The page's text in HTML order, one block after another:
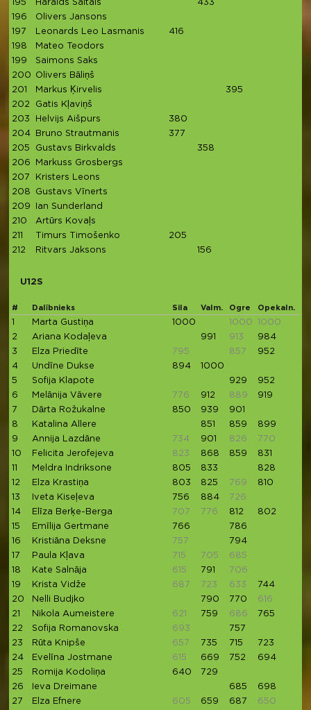
195 Haralds Saltais
433
196
Olivers Jansons
197
Leonards Leo Lasmanis
416
198
Mateo Teodors
199
Saimons Saks
200
Olivers Bāliņš
201
Markus Ķirvelis
395
202
Gatis Kļaviņš
203
Helvijs Aišpurs
380
204
Bruno Strautmanis
377
205
Gustavs Birkvalds
358
206
Markuss Grosbergs
207
Kristers Leons
208
Gustavs Vīnerts
209
Ian Sunderland
210
Artūrs Kovaļs
211
Timurs Timošenko
205
212
Ritvars Jaksons 156
U12S
# Dalībnieks Sila Valm. Ogre Opekaln.
1 Marta Gustiņa 1000 1000
1000
2
Ariana Kodaļeva 991 913 984
3
Elza Priedīte 795 857 952
4
Undīne Dukse 894
1000
5
Sofija Klapote 929 952
6
Melānija Vāvere 776 912 889 919
7
Dārta Rožukalne 850 939
901
8
Katalina Allere 851 859 899
9
Annija Lazdāne 734 901 826 770
10
Felicita Jerofejeva 823 868 859
831
11
Meldra Indriksone 805 833
828
12
Elza Krastiņa 803 825 769 810
13
Iveta Kiseļeva 756 884
726
14
Elīza Berķe-Berga 707 776 812 802
15
Emīlija Gertmane 766 786
16
Kristiāna Deksne 757 794
17
Paula Kļava 715 705 685
18
Kate Salnāja 615 791 706
19
Krista Vidže 687 723 633 744
20
Nelli Budjko 790 770 616
21
Nikola Aumeistere 621 759 686 765
22
Sofija Romanovska 693 757
23
Rūta Knipše 657 735 715 723
24
Evelīna Jostmane 615 669 752 694
25
Romija Kodoliņa 640
729
26
Ieva Dreimane 685
698
27
Elza Efnere 605 659 687 650